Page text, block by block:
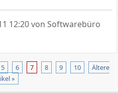
12:20von Softwarebüro
5 6 7 8 9 10
Ältere
»